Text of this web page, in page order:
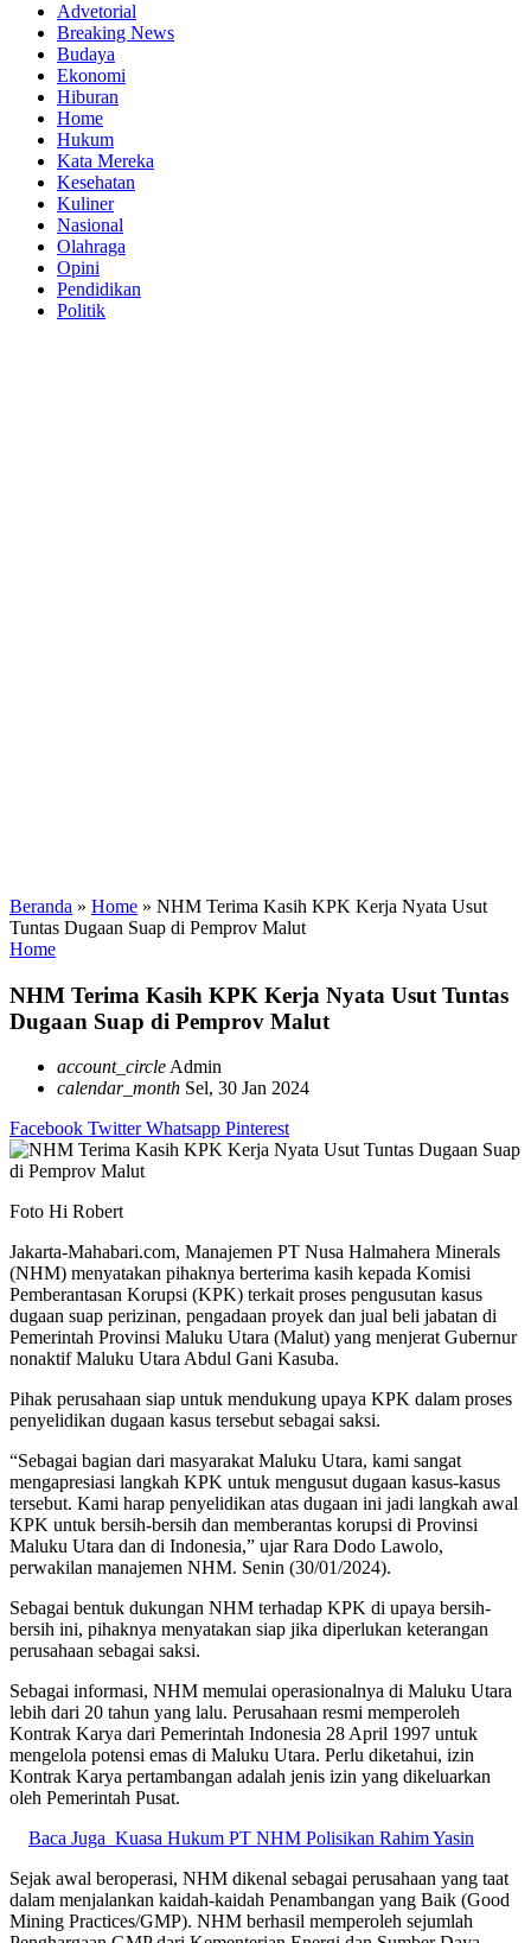
Advetorial
Breaking News
Budaya
Ekonomi
Hiburan
Home
Hukum
Kata Mereka
Kesehatan
Kuliner
Nasional
Olahraga
Opini
Pendidikan
Politik
Beranda » Home » NHM Terima Kasih KPK Kerja Nyata Usut
Tuntas Dugaan Suap di Pemprov Malut
Home
NHM Terima Kasih KPK Kerja Nyata Usut Tuntas
Dugaan Suap di Pemprov Malut
account_circleAdmin
calendar_month Sel, 30 Jan 2024
Facebook Twitter Whatsapp Pinterest
Foto Hi Robert
Jakarta-Mahabari.com, Manajemen PT Nusa Halmahera Minerals
(NHM) menyatakan pihaknya berterima kasih kepada Komisi
Pemberantasan Korupsi (KPK) terkait proses pengusutan kasus
dugaan suap perizinan, pengadaan proyek dan jual beli jabatan di
Pemerintah Provinsi Maluku Utara (Malut) yang menjerat Gubernur
nonaktif Maluku Utara Abdul Gani Kasuba.
Pihak perusahaan siap untuk mendukung upaya KPK dalam proses
penyelidikan dugaan kasus tersebut sebagai saksi.
“Sebagai bagian dari masyarakat Maluku Utara, kami sangat
mengapresiasi langkah KPK untuk mengusut dugaan kasus-kasus
tersebut. Kami harap penyelidikan atas dugaan ini jadi langkah awal
KPK untuk bersih-bersih dan memberantas korupsi di Provinsi
Maluku Utara dan di Indonesia,” ujar Rara Dodo Lawolo,
perwakilan manajemen NHM. Senin (30/01/2024).
Sebagai bentuk dukungan NHM terhadap KPK di upaya bersih-
bersih ini, pihaknya menyatakan siap jika diperlukan keterangan
perusahaan sebagai saksi.
Sebagai informasi, NHM memulai operasionalnya di Maluku Utara
lebih dari 20 tahun yang lalu. Perusahaan resmi memperoleh
Kontrak Karya dari Pemerintah Indonesia 28 April 1997 untuk
mengelola potensi emas di Maluku Utara. Perlu diketahui, izin
Kontrak Karya pertambangan adalah jenis izin yang dikeluarkan
oleh Pemerintah Pusat.
Baca Juga Kuasa Hukum PT NHM Polisikan Rahim Yasin
Sejak awal beroperasi, NHM dikenal sebagai perusahaan yang taat
dalam menjalankan kaidah-kaidah Penambangan yang Baik (Good
Mining Practices/GMP). NHM berhasil memperoleh sejumlah